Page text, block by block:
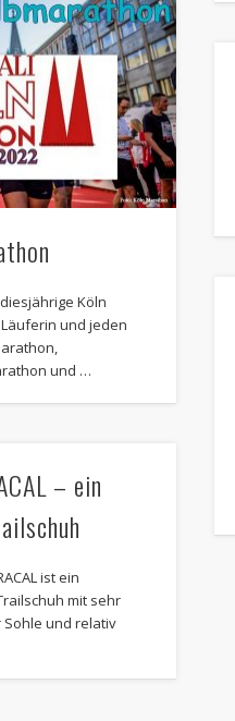
Köln
und jeden
und …
– ein
ist ein
mit sehr
und relativ